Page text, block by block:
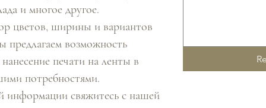
и многое другое.
цветов, ширины и вариантов
предлагаем возможность
печати на ленты в
потребностями.
информации свяжитесь с нашей